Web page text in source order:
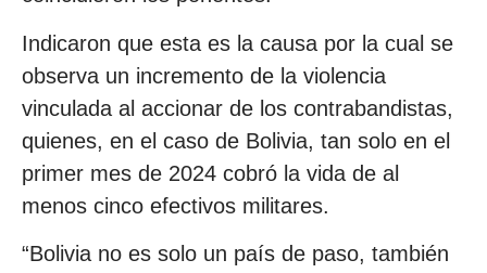
Indicaron que esta es la causa por la cual se
observa un incremento de la violencia
vinculada al accionar de los contrabandistas,
quienes, en el caso de Bolivia, tan solo en el
primer mes de 2024 cobró la vida de al
menos cinco efectivos militares.
“Bolivia no es solo un país de paso, también